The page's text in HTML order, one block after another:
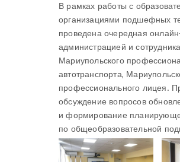
В рамках работы с
организациями подшефных
проведена очередная
администрацией и
Мариупольского
автотранспорта,
профессионального лицея.
обсуждение вопросов
и формирование
по общеобразовательной